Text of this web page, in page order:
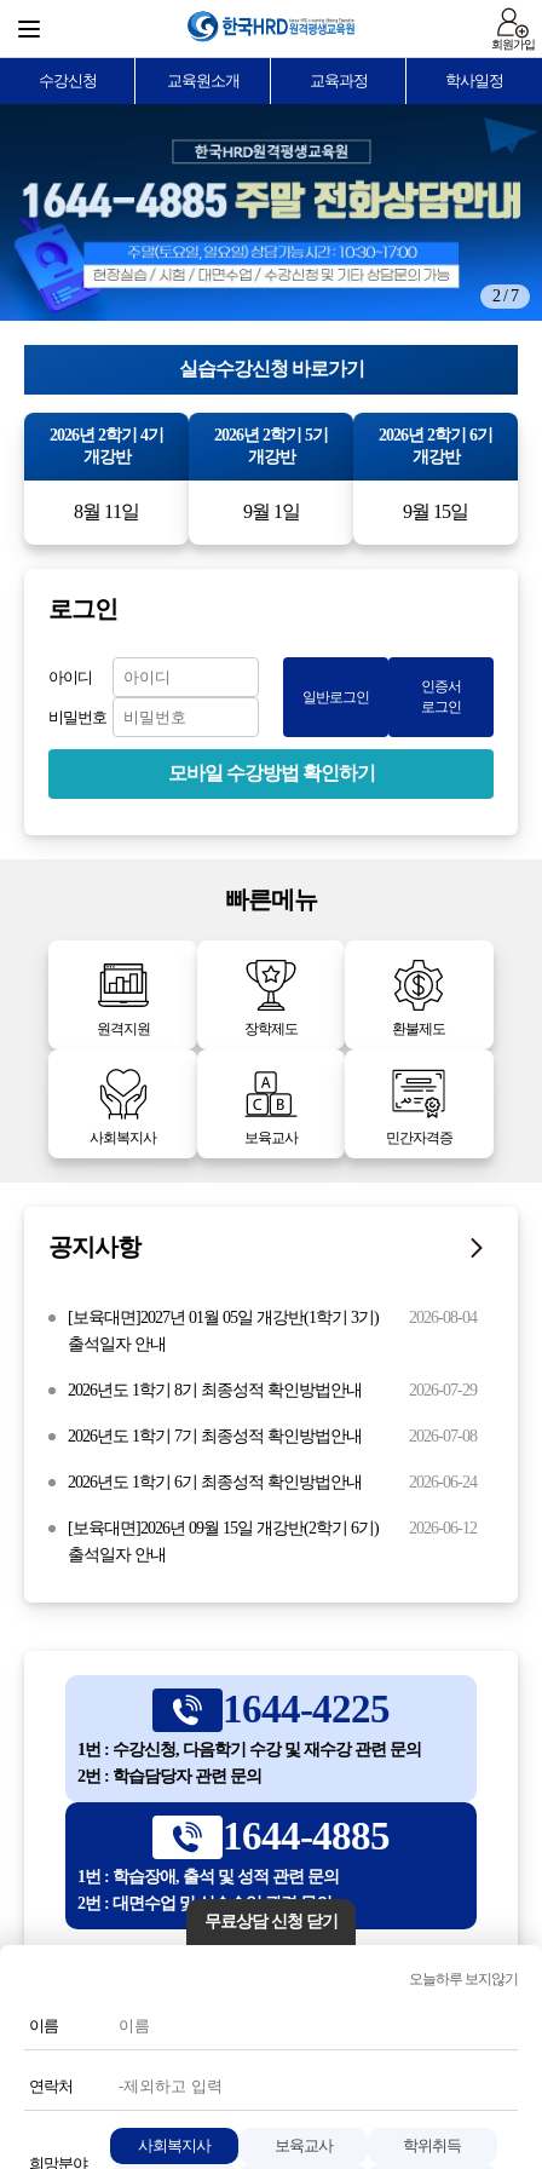
회원가입
수강신청 교육원소개 교육과정 학사일정
2 / 7
실습수강신청 바로가기
2026년 2학기 4기
개강반
8월 11일
2026년 2학기 5기
개강반
9월 1일
2026년 2학기 6기
개강반
9월 15일
로그인
아이디
비밀번호
일반로그인
인증서
로그인
모바일 수강방법 확인하기
빠른메뉴
원격지원 장학제도 환불제도
사회복지사 보육교사 민간자격증
공지사항
[보육대면]2027년 01월 05일 개강반(1학기 3기)
출석일자 안내
2026-08-04
2026년도 1학기 8기 최종성적 확인방법안내 2026-07-29
2026년도 1학기 7기 최종성적 확인방법안내 2026-07-08
2026년도 1학기 6기 최종성적 확인방법안내 2026-06-24
[보육대면]2026년 09월 15일 개강반(2학기 6기)
출석일자 안내
2026-06-12
1644-4225
1번 : 수강신청, 다음학기 수강 및 재수강 관련 문의
2번 : 학습담당자 관련 문의
1644-4885
1번 : 학습장애, 출석 및 성적 관련 문의
2번 : 대면수업 및 실습수업 관련 문의
전화번호 또는 전화기 모양 아이콘을 클릭하시면 전화통화가
연결됩니다.
무료상담 신청 닫기
오늘하루 보지않기
이름
연락처
희망분야
사회복지사 보육교사 학위취득